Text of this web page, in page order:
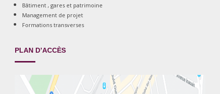
Bâtiment , gares et patrimoine
Management de projet
Formations transverses
PLAN D’ACCÈS